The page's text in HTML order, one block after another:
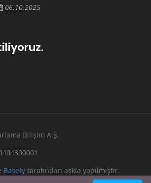
06.10.2025
Bilişim A.Ş.
Basefy tarafından aşkla yapılmıştır.